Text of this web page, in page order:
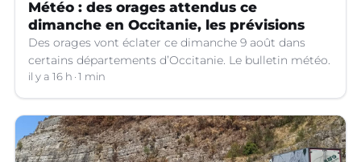
Météo : des orages attendus ce
dimanche en Occitanie, les prévisions
Des orages vont éclater ce dimanche 9 août dans
certains départements d’Occitanie. Le bulletin météo.
il y a 16 h 1 min